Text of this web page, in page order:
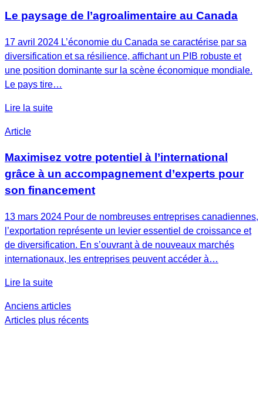
Le paysage de l’agroalimentaire au Canada
17 avril 2024 L’économie du Canada se caractérise par sa
diversification et sa résilience, affichant un PIB robuste et
une position dominante sur la scène économique mondiale.
Le pays tire…
Lire la suite
Article
Maximisez votre potentiel à l’international
grâce à un accompagnement d’experts pour
son financement
13 mars 2024 Pour de nombreuses entreprises canadiennes,
l’exportation représente un levier essentiel de croissance et
de diversification. En s’ouvrant à de nouveaux marchés
internationaux, les entreprises peuvent accéder à…
Lire la suite
Navigation
Anciens articles
Articles plus récents